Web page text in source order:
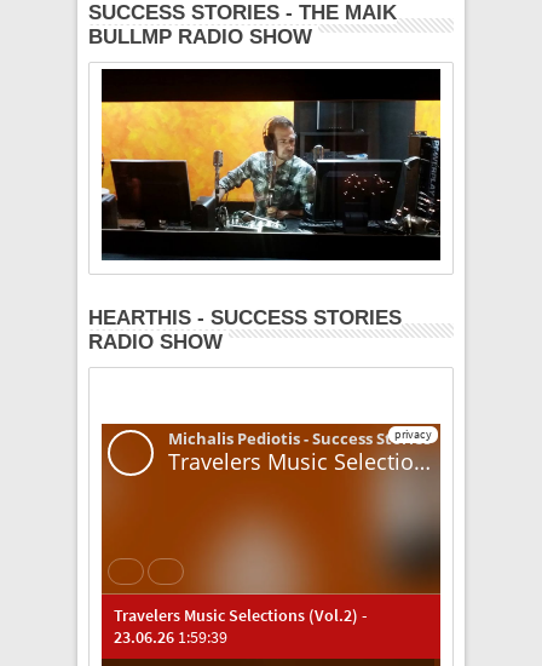
SUCCESS STORIES - THE MAIK
BULLMP RADIO SHOW
HEARTHIS - SUCCESS STORIES
RADIO SHOW